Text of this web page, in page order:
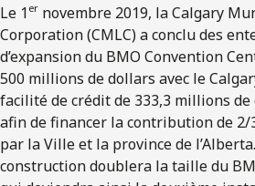
Le 1 er novembre 2019, la Calgary
Corporation (CMLC) a conclu des
d’expansion du BMO Convention
500 millions de dollars avec le
facilité de crédit de 333,3 millions
afin de financer la contribution de 2/
par la Ville et la province de
construction doublera la taille du